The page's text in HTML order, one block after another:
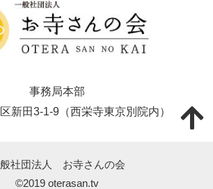
事務局本部
新田3-1-9（西栄寺東京別院内）
社団法人 お寺さんの会
©2019 oterasan.tv